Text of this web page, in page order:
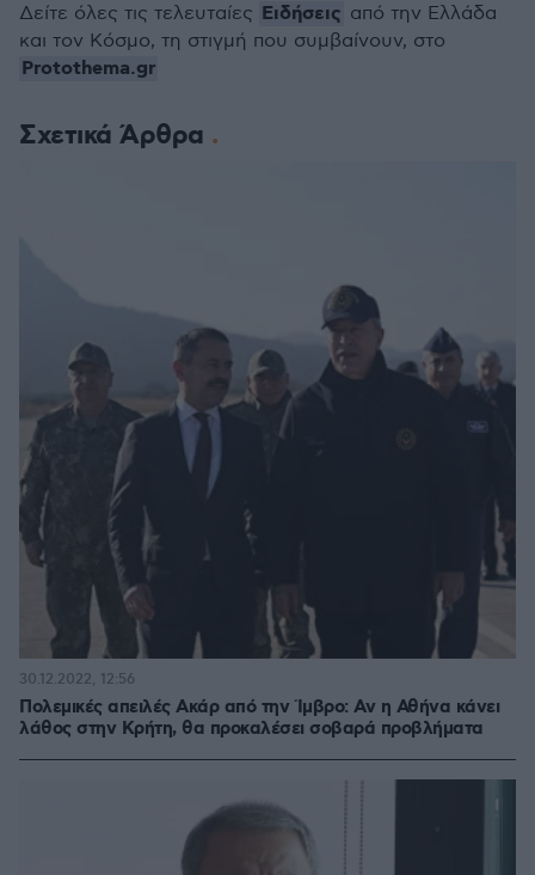
Σχετικά Άρθρα
Πολεμικές απειλές Ακάρ από την Ίμβρο: Αν η Αθήνα κάνει
λάθος στην Κρήτη, θα προκαλέσει σοβαρά προβλήματα
30.12.2022, 12:56
Δείτε όλες τις τελευταίες Ειδήσεις από την Ελλάδα
και τον Κόσμο, τη στιγμή που συμβαίνουν, στο
Protothema.gr